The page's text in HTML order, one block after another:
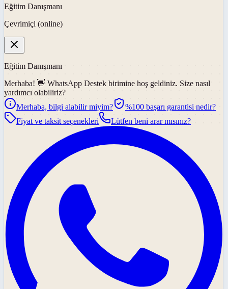
Eğitim Danışmanı
Çevrimiçi (online)
Eğitim Danışmanı
Merhaba! 👋 WhatsApp Destek birimine hoş geldiniz. Size nasıl
yardımcı olabiliriz?
Merhaba, bilgi alabilir miyim?
%100 başarı garantisi nedir?
Fiyat ve taksit seçenekleri
Lütfen beni arar mısınız?